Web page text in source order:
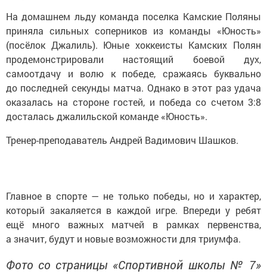
На домашнем льду команда поселка Камские Поляны
приняла сильных соперников из команды «Юность»
(посёлок Джалиль). Юные хоккеисты Камских Полян
продемонстрировали настоящий боевой дух,
самоотдачу и волю к победе, сражаясь буквально
до последней секунды матча. Однако в этот раз удача
оказалась на стороне гостей, и победа со счетом 3:8
досталась джалильской команде «Юность».
Тренер-преподаватель Андрей Вадимович Шашков.
Главное в спорте — не только победы, но и характер,
который закаляется в каждой игре. Впереди у ребят
ещё много важных матчей в рамках первенства,
а значит, будут и новые возможности для триумфа.
Фото со страницы «Спортивной школы № 7»